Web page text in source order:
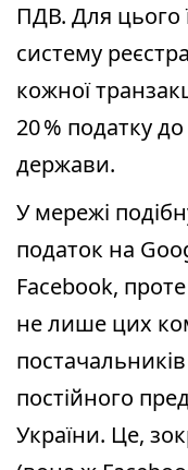
ПДВ. Для цього
систему
кожної
20 % податку
держави.
У мережі
податок на
Facebook,
не лише цих
постійного
України. Це,